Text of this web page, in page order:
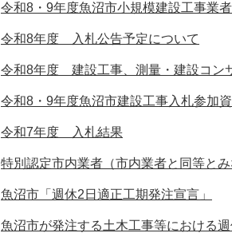
令和8・9年度魚沼市小規模建設工事業
令和8年度 入札公告予定について
令和8年度 建設工事、測量・建設コン
令和8・9年度魚沼市建設工事入札参加
令和7年度 入札結果
特別認定市内業者（市内業者と同等と
魚沼市「週休2日適正工期発注宣言」
魚沼市が発注する土木工事等における